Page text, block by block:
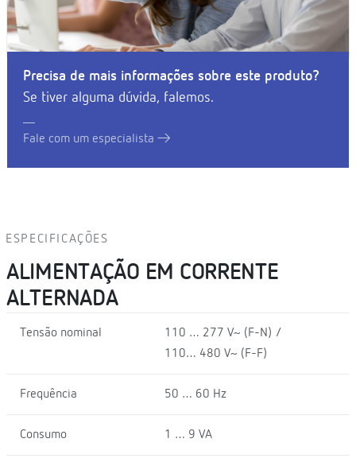
Precisa de mais informações sobre este produto?
Se tiver alguma dúvida, falemos.
Fale com um especialista
ESPECIFICAÇÕES
ALIMENTAÇÃO EM CORRENTE
ALTERNADA
Tensão nominal
110 … 277 V~ (F-N) /
110… 480 V~ (F-F)
Frequência 50 … 60 Hz
Consumo 1 … 9 VA